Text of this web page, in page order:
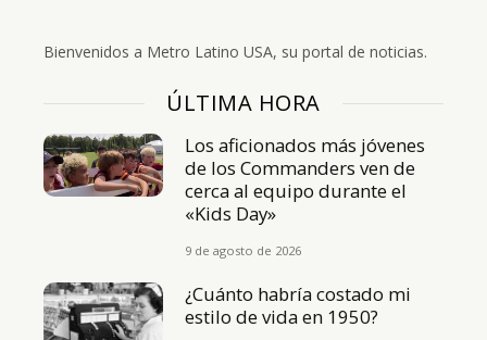
Bienvenidos a Metro Latino USA, su portal de noticias.
ÚLTIMA HORA
Los aficionados más jóvenes
de los Commanders ven de
cerca al equipo durante el
«Kids Day»
9 de agosto de 2026
¿Cuánto habría costado mi
estilo de vida en 1950?